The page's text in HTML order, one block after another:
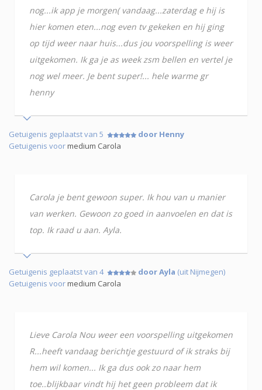
nog...ik app je morgen( vandaag...zaterdag e hij is
hier komen eten...nog even tv gekeken en hij ging
op tijd weer naar huis...dus jou voorspelling is weer
uitgekomen. Ik ga je as week zsm bellen en vertel je
nog wel meer. Je bent super!... hele warme gr
henny
Getuigenis geplaatst van 5
door Henny
Getuigenis voormedium Carola
Carola je bent gewoon super. Ik hou van u manier
van werken. Gewoon zo goed in aanvoelen en dat is
top. Ik raad u aan. Ayla.
Getuigenis geplaatst van 4 door Ayla (uit Nijmegen)
Getuigenis voormedium Carola
Lieve Carola Nou weer een voorspelling uitgekomen
R...heeft vandaag berichtje gestuurd of ik straks bij
hem wil komen... Ik ga dus ook zo naar hem
toe..blijkbaar vindt hij het geen probleem dat ik